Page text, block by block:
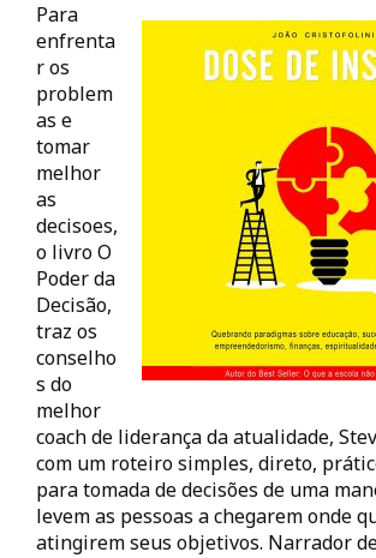
Para
enfrenta
r os
problem
as e
tomar
melhor
as
decisoes,
o livro O
Poder da
Decisão,
traz os
conselho
s do
melhor
coach de liderança da atualidade,
com um roteiro simples, direto,
para tomada de decisões de uma
levem as pessoas a chegarem onde
atingirem seus objetivos. Narrador